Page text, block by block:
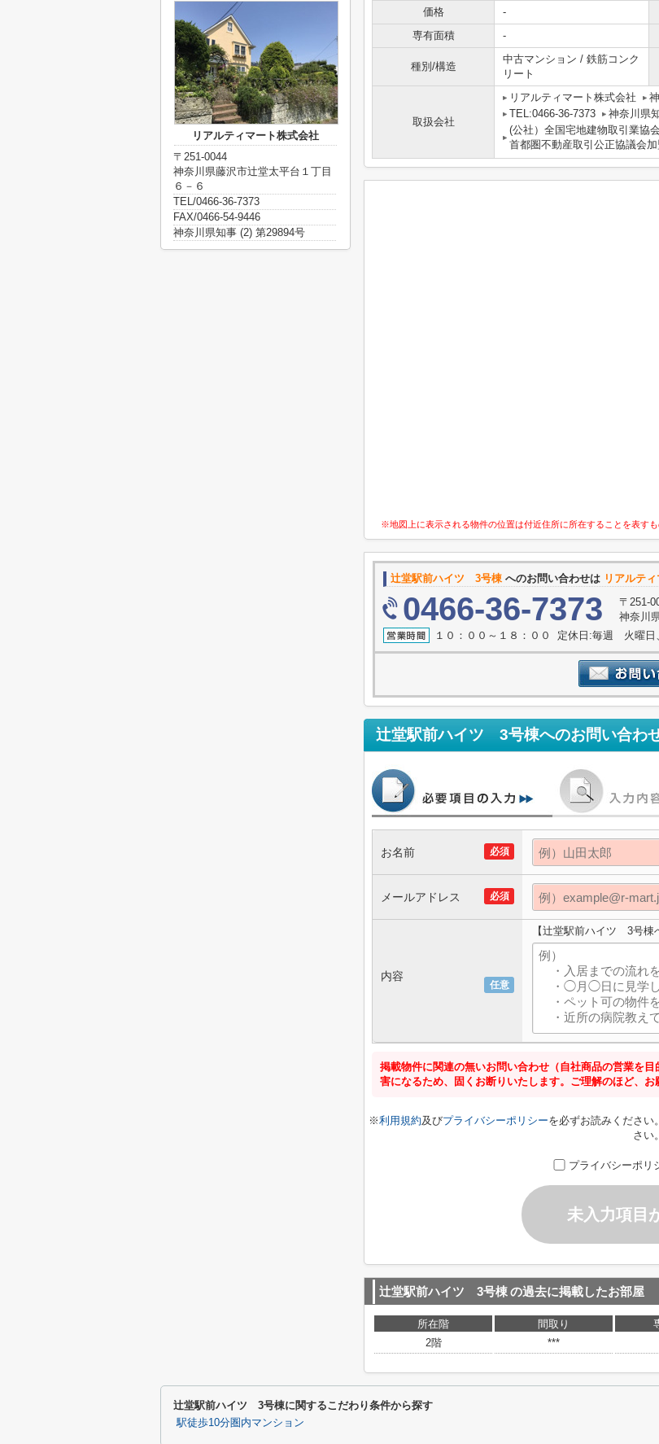
価格 -
専有面積
-
種別/構造
中古マンション / 鉄筋コンク
リート
取扱会社
リアルティマート株式会社
TEL:0466-36-7373
神奈川県
(公社）全国宅地建物取引業協
首都圏不動産取引公正協議会
※地図上に表示される物件の位置は付近住所に所在することを表す
辻堂駅前ハイツ 3号棟 へのお問い合わせは リアルテ
0466-36-7373
〒251-
神奈川
１０：００～１８：００ 定休日:毎週 火曜日
辻堂駅前ハイツ 3号棟へのお問い合わ
必須
お名前
必須
メールアドレス
任意
内容
【辻堂駅前ハイツ 3号棟
掲載物件に関連の無いお問い合わせ（自社商品の営業を
害になるため、固くお断りいたします。ご理解のほど、お
※利用規約及びプライバシーポリシーを必ずお読みください
さい。
プライバシーポリ
未入力項目
辻堂駅前ハイツ 3号棟の過去に掲載したお部屋
所在階 間取り
2階
***
リアルティマート株式会社
〒251-0044
神奈川県藤沢市辻堂太平台１丁目
６－６
TEL/0466-36-7373
FAX/0466-54-9446
神奈川県知事 (2) 第29894号
辻堂駅前ハイツ 3号棟に関するこだわり条件から探す
駅徒歩10分圏内マンション